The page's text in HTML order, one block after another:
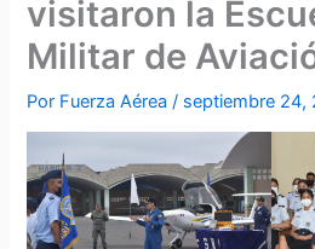
visitaron la
Militar de
Por Fuerza Aérea/ septiembre 24,